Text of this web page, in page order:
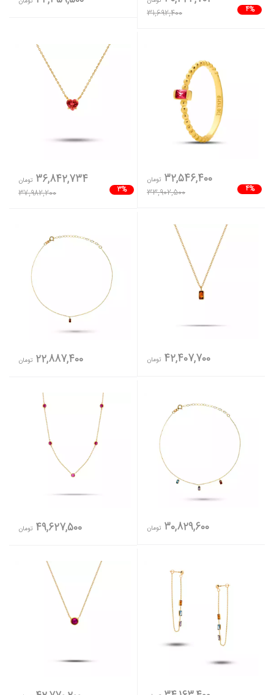
4%
31,692,400
4%
32,546,400 تومان
33,902,500
3%
36,842,734 تومان
37,982,200
42,407,700 تومان 22,887,400 تومان
30,829,600 تومان 49,627,500 تومان